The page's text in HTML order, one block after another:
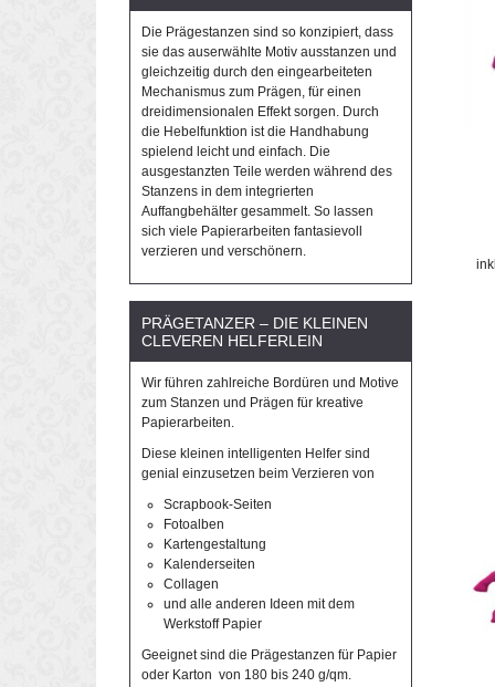
Die Prägestanzen sind so konzipiert, dass
sie das auserwählte Motiv ausstanzen und
gleichzeitig durch den eingearbeiteten
Mechanismus zum Prägen, für einen
dreidimensionalen Effekt sorgen. Durch
die Hebelfunktion ist die Handhabung
spielend leicht und einfach. Die
ausgestanzten Teile werden während des
Stanzens in dem integrierten
Auffangbehälter gesammelt. So lassen
sich viele Papierarbeiten fantasievoll
verzieren und verschönern.
PRÄGETANZER – DIE KLEINEN
CLEVEREN HELFERLEIN
Wir führen zahlreiche Bordüren und Motive
zum Stanzen und Prägen für kreative
Papierarbeiten.
Diese kleinen intelligenten Helfer sind
genial einzusetzen beim Verzieren von
Scrapbook-Seiten
Fotoalben
Kartengestaltung
Kalenderseiten
Collagen
und alle anderen Ideen mit dem
Werkstoff Papier
Geeignet sind die Prägestanzen für Papier
oder Karton von 180 bis 240 g/qm.